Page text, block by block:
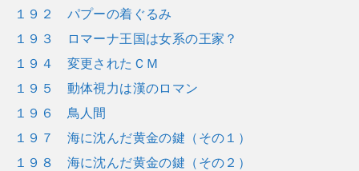
１９２ パプーの着ぐるみ
１９３ ロマーナ王国は女系の王家？
１９４ 変更されたＣＭ
１９５ 動体視力は漢のロマン
１９６ 鳥人間
１９７ 海に沈んだ黄金の鍵（その１）
１９８ 海に沈んだ黄金の鍵（その２）